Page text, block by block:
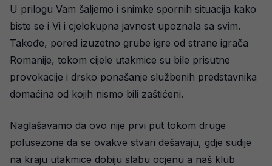
U prilogu Vam šaljemo i snimke spornih situacija kako
biste se i Vi i cjelokupna javnost upoznala sa svim.
Takođe, pored izuzetno grube igre od strane igrača
Romanije, tokom cijele utakmice su bile prisutne
provokacije i drsko ponašanje službenih predstavnika
domaćina od kojih nismo bili zaštićeni.
Naglašavamo da ovo nije prvi put tokom druge
polusezone da se ovakve stvari dešavaju, gdje sudije
na kraju utakmice dobiju slabu ocjenu a naš klub